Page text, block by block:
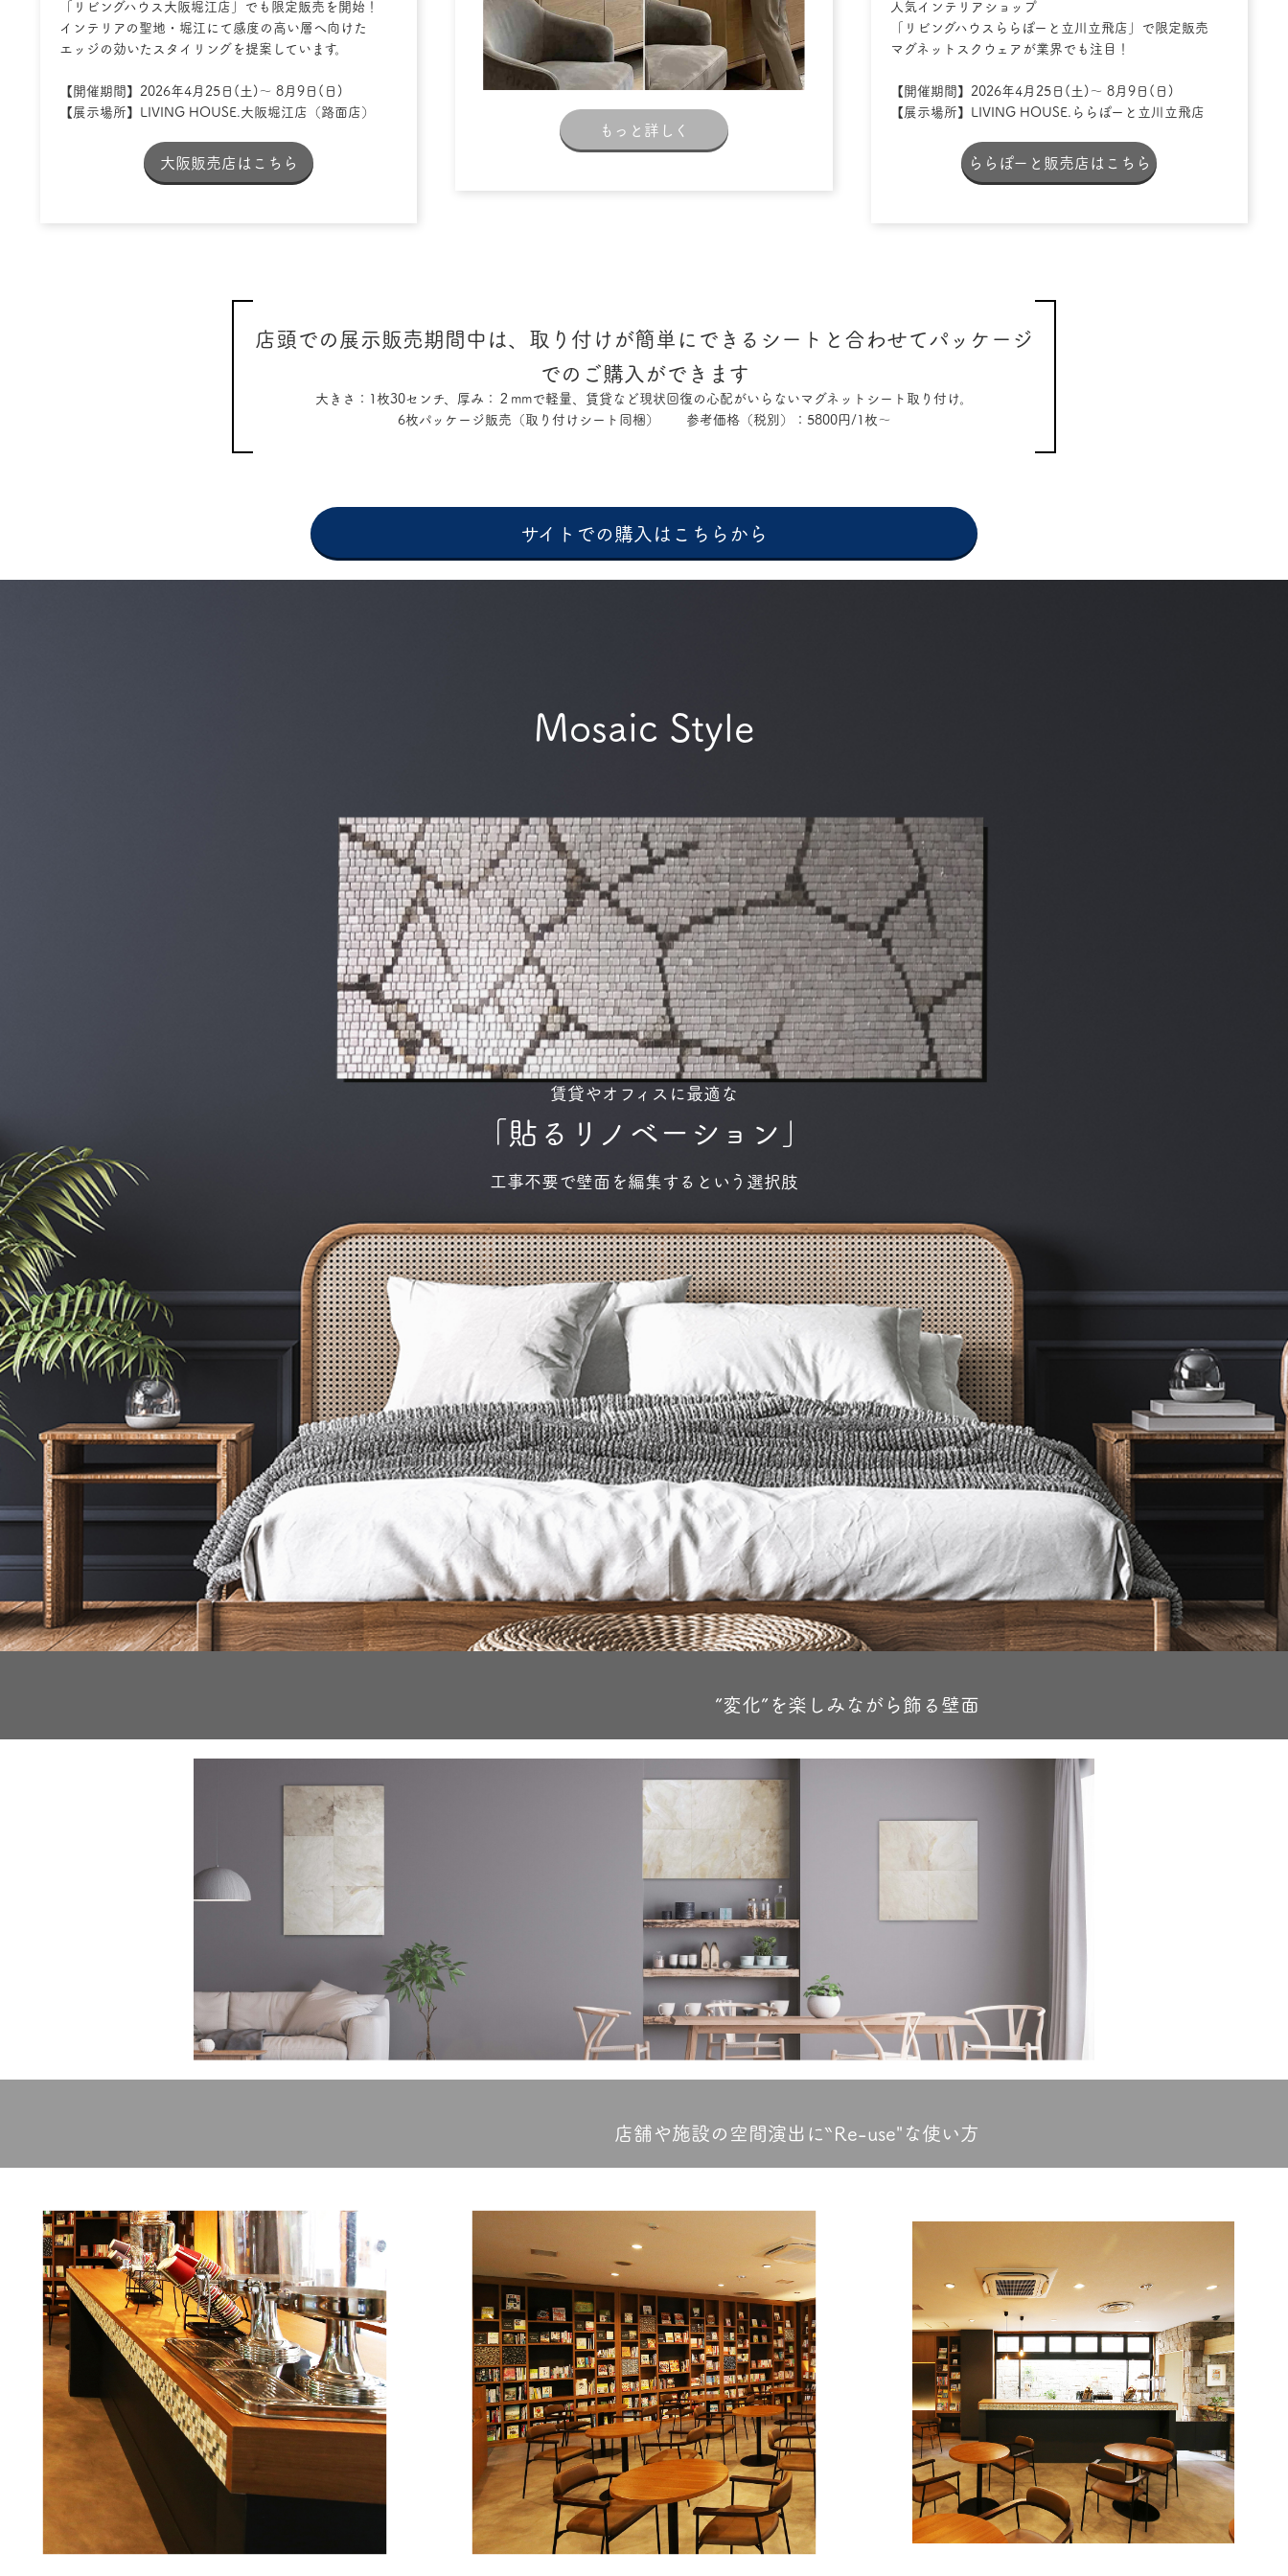
「リビングハウス大阪堀江店」でも限定販売を開始！
インテリアの聖地・堀江にて感度の高い層へ向けた
エッジの効いたスタイリングを提案しています。
【開催期間】2026年4月25日(土)～ 8月9日(日)
【展示場所】LIVING HOUSE.大阪堀江店（路面店）
大阪販売店はこちら
もっと詳しく
人気インテリアショップ
「リビングハウスららぽーと立川立飛店」で限定販売
マグネットスクウェアが業界でも注目！
【開催期間】2026年4月25日(土)～ 8月9日(日)
【展示場所】LIVING HOUSE.ららぽーと立川立飛店
ららぽーと販売店はこちら
店頭での展示販売期間中は、取り付けが簡単にできるシートと合わせてパッケージ
でのご購入ができます
大きさ：1枚30センチ、厚み：２mmで軽量、賃貸など現状回復の心配がいらないマグネットシート取り付け。
6枚パッケージ販売（取り付けシート同梱） 参考価格（税別）：5800円/1枚〜
サイトでの購入はこちらから
Mosaic Style
賃貸やオフィスに最適な
「貼るリノベーション」
工事不要で壁面を編集するという選択肢
”変化”を楽しみながら飾る壁面
店舗や施設の空間演出に‶Re-use"な使い方